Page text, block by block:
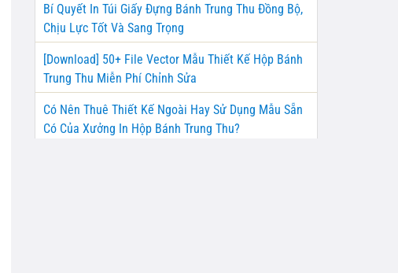
Bí Quyết In Túi Giấy Đựng Bánh Trung Thu Đồng Bộ,
Chịu Lực Tốt Và Sang Trọng
[Download] 50+ File Vector Mẫu Thiết Kế Hộp Bánh
Trung Thu Miễn Phí Chỉnh Sửa
Có Nên Thuê Thiết Kế Ngoài Hay Sử Dụng Mẫu Sẵn
Có Của Xưởng In Hộp Bánh Trung Thu?